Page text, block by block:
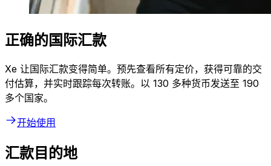
正确的国际汇款
Xe 让国际汇款变得简单。预先查看所有定价，获得可靠的交
付估算，并实时跟踪每次转账。以 130 多种货币发送至 190
多个国家。
开始使用
汇款目的地